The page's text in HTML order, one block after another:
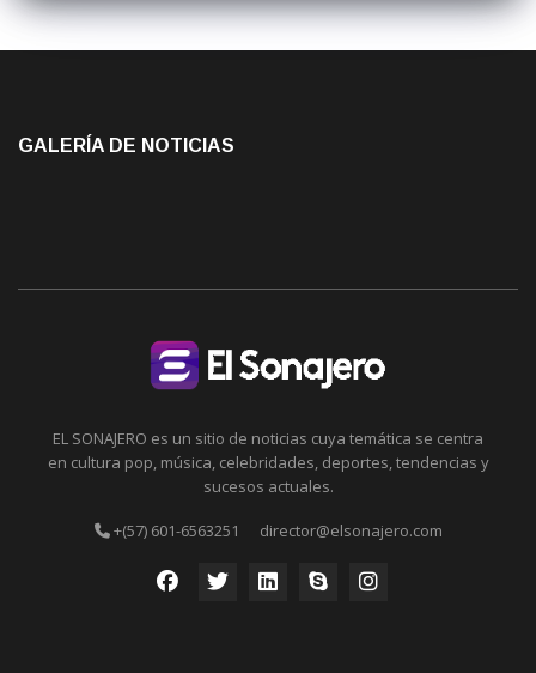
GALERÍA DE NOTICIAS
EL SONAJERO es un sitio de noticias cuya temática se centra
en cultura pop, música, celebridades, deportes, tendencias y
sucesos actuales.
+(57) 601-6563251 director@elsonajero.com